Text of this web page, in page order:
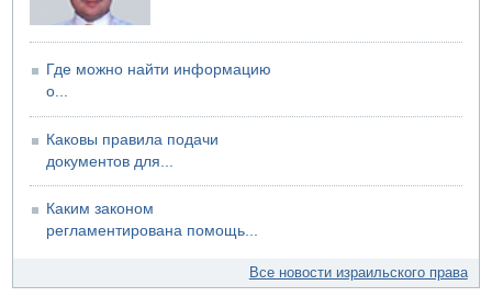
Где можно найти информацию
о...
Каковы правила подачи
документов для...
Каким законом
регламентирована помощь...
Все новости израильского права